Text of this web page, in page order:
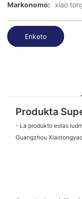
Markonomo: xiao
Enketo
Produkta
- La produkto estas
Guangzhou